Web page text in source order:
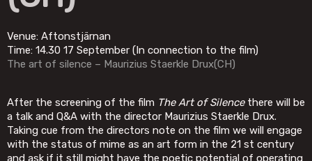
Venue: Aftonstjärnan
Time: 14.30 17 September (In connection to the film)
The art of silence – Maurizius Staerkle Drux(CH)
After the screening of the film The Art of Silencethere will be
a talk and Q&A with the director Maurizius Staerkle Drux.
Taking cue from the directors note on the film we will engage
with the status of mime as an art form in the 21 st century
and ask if it still might have the poetic potential of operating